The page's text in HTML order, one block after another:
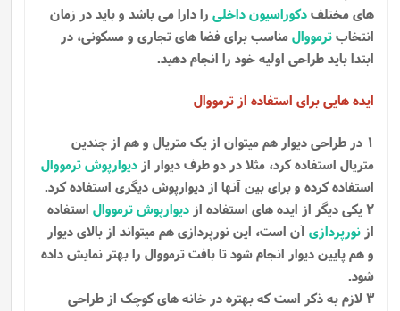
های مختلفدکوراسیون داخلی را دارا می باشد و باید در زمان
انتخابترمووالمناسب برای فضا های تجاری و مسکونی، در
ابتدا باید طراحی اولیه خود را انجام دهید.
ایده هایی برای استفاده از ترمووال
1 در طراحی دیوار هم میتوان از یک متریال و هم از چندین
متریال استفاده کرد، مثلا در دو طرف دیوار از دیوارپوش ترمووال
استفاده کرده و برای بین آنها از دیوارپوش دیگری استفاده کرد.
2 یکی دیگر از ایده های استفاده از
دیوارپوش ترمووال استفاده
از نورپردازیآن است، این نورپردازی هم میتواند از بالای دیوار
و هم پایین دیوار انجام شود تا بافت ترمووال را بهتر نمایش داده
شود.
3 لازم به ذکر است که بهتره در خانه های کوچک از طراحی